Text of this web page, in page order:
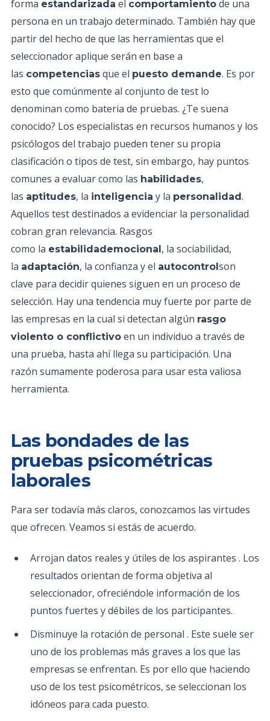
forma estandarizada el comportamiento de una
persona en un trabajo determinado. También hay que
partir del hecho de que las herramientas que el
seleccionador aplique serán en base a
las competencias que el puesto demande. Es por
esto que comúnmente al conjunto de test lo
denominan como bateria de pruebas. ¿Te suena
conocido? Los especialistas en recursos humanos y los
psicólogos del trabajo pueden tener su propia
clasificación o tipos de test, sin embargo, hay puntos
comunes a evaluar como las habilidades,
las aptitudes, la inteligencia y la personalidad.
Aquellos test destinados a evidenciar la personalidad
cobran gran relevancia. Rasgos
como la estabilidademocional, la sociabilidad,
la adaptación, la confianza y el autocontrolson
clave para decidir quienes siguen en un proceso de
selección. Hay una tendencia muy fuerte por parte de
las empresas en la cual si detectan algún rasgo
violento o conflictivo en un individuo a través de
una prueba, hasta ahí llega su participación. Una
razón sumamente poderosa para usar esta valiosa
herramienta.
Las bondades de las
pruebas psicométricas
laborales
Para ser todavía más claros, conozcamos las virtudes
que ofrecen. Veamos si estás de acuerdo.
Arrojan datos reales y útiles de los aspirantes . Los
resultados orientan de forma objetiva al
seleccionador, ofreciéndole información de los
puntos fuertes y débiles de los participantes.
Disminuye la rotación de personal . Este suele ser
uno de los problemas más graves a los que las
empresas se enfrentan. Es por ello que haciendo
uso de los test psicométricos, se seleccionan los
idóneos para cada puesto.